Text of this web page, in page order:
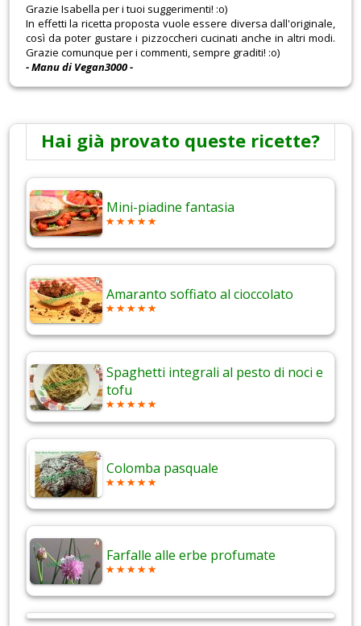
Grazie Isabella per i tuoi suggerimenti! :o)
In effetti la ricetta proposta vuole essere diversa dall'originale,
così da poter gustare i pizzoccheri cucinati anche in altri modi.
Grazie comunque per i commenti, sempre graditi! :o)
- Manu di Vegan3000 -
Hai già provato queste ricette?
Mini-piadine fantasia
Amaranto soffiato al cioccolato
Spaghetti integrali al pesto di noci e
tofu
Colomba pasquale
Farfalle alle erbe profumate